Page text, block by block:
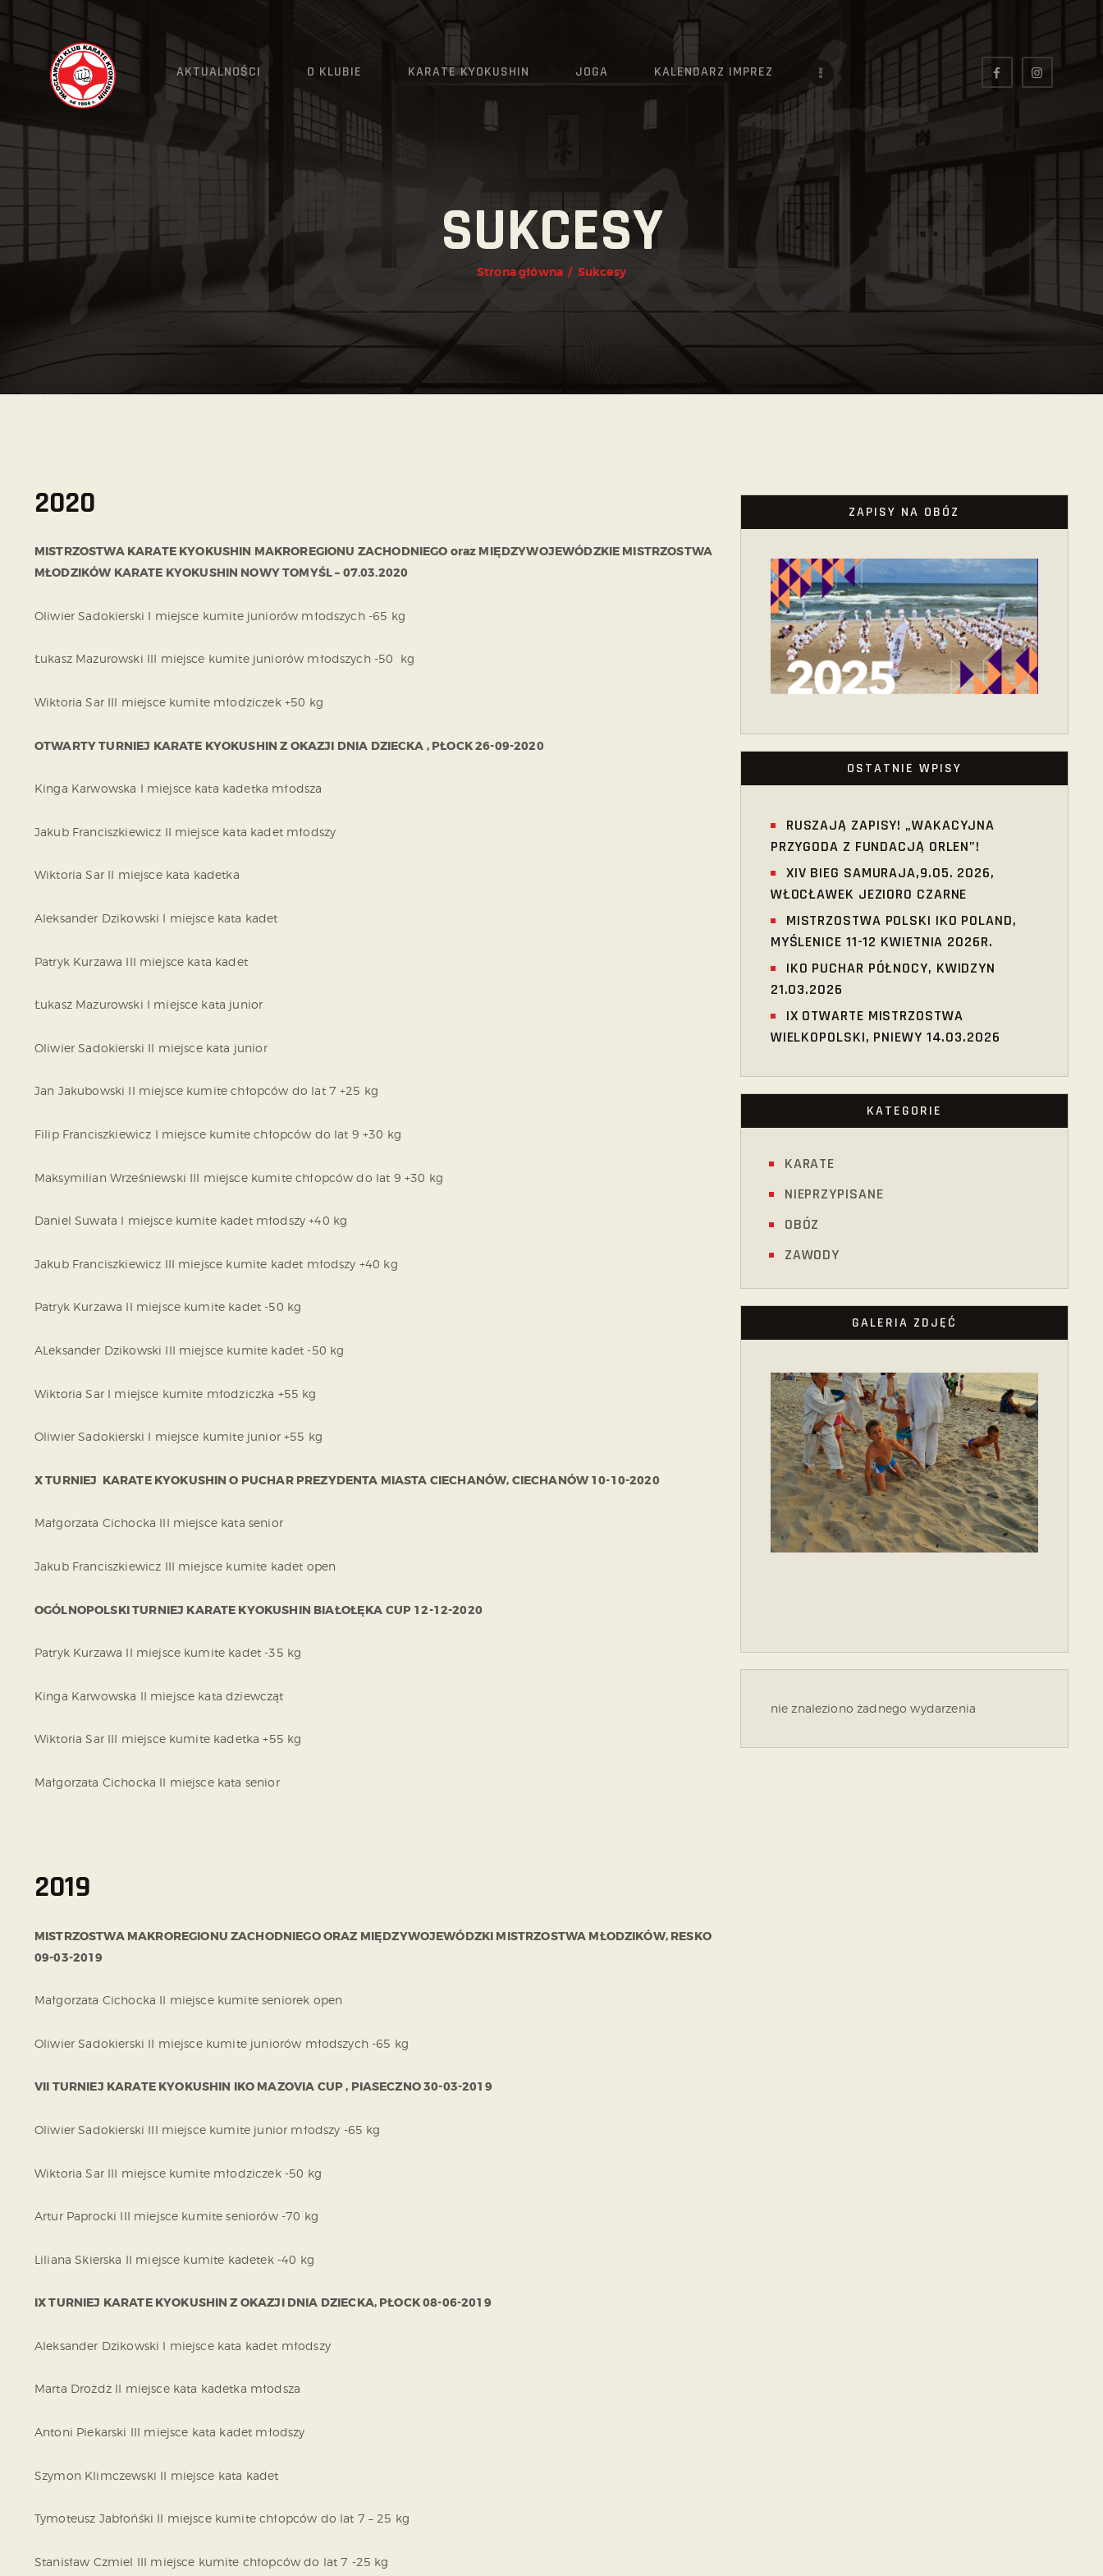
AKTUALNOŚCI O KLUBIE KARATE KYOKUSHIN JOGA KALENDARZ IMPREZ
SUKCESY
Strona główna Sukcesy
AKTUALNOŚCI
O KLUBIE
KARATE KYOKUSHIN
JOGA
GRAFIK
KONTAKT
2020
MISTRZOSTWA KARATE KYOKUSHIN MAKROREGIONU ZACHODNIEGO oraz MIĘDZYWOJEWÓDZKIE MISTRZOSTWA
MŁODZIKÓW KARATE KYOKUSHIN NOWY TOMYŚL – 07.03.2020
Oliwier Sadokierski I miejsce kumite juniorów młodszych -65 kg
Łukasz Mazurowski III miejsce kumite juniorów młodszych -50 kg
Wiktoria Sar III miejsce kumite młodziczek +50 kg
OTWARTY TURNIEJ KARATE KYOKUSHIN Z OKAZJI DNIA DZIECKA , PŁOCK 26-09-2020
Kinga Karwowska I miejsce kata kadetka młodsza
Jakub Franciszkiewicz II miejsce kata kadet młodszy
Wiktoria Sar II miejsce kata kadetka
Aleksander Dzikowski I miejsce kata kadet
Patryk Kurzawa III miejsce kata kadet
Łukasz Mazurowski I miejsce kata junior
Oliwier Sadokierski II miejsce kata junior
Jan Jakubowski II miejsce kumite chłopców do lat 7 +25 kg
Filip Franciszkiewicz I miejsce kumite chłopców do lat 9 +30 kg
Maksymilian Wrześniewski III miejsce kumite chłopców do lat 9 +30 kg
Daniel Suwała I miejsce kumite kadet młodszy +40 kg
Jakub Franciszkiewicz III miejsce kumite kadet młodszy +40 kg
Patryk Kurzawa II miejsce kumite kadet -50 kg
ALeksander Dzikowski III miejsce kumite kadet -50 kg
Wiktoria Sar I miejsce kumite młodziczka +55 kg
Oliwier Sadokierski I miejsce kumite junior +55 kg
X TURNIEJ KARATE KYOKUSHIN O PUCHAR PREZYDENTA MIASTA CIECHANÓW, CIECHANÓW 10-10-2020
Małgorzata Cichocka III miejsce kata senior
Jakub Franciszkiewicz III miejsce kumite kadet open
OGÓLNOPOLSKI TURNIEJ KARATE KYOKUSHIN BIAŁOŁĘKA CUP 12-12-2020
Patryk Kurzawa II miejsce kumite kadet -35 kg
Kinga Karwowska II miejsce kata dziewcząt
Wiktoria Sar III miejsce kumite kadetka +55 kg
Małgorzata Cichocka II miejsce kata senior
2019
MISTRZOSTWA MAKROREGIONU ZACHODNIEGO ORAZ MIĘDZYWOJEWÓDZKI MISTRZOSTWA MŁODZIKÓW, RESKO
09-03-2019
Małgorzata Cichocka II miejsce kumite seniorek open
Oliwier Sadokierski II miejsce kumite juniorów młodszych -65 kg
VII TURNIEJ KARATE KYOKUSHIN IKO MAZOVIA CUP , PIASECZNO 30-03-2019
Oliwier Sadokierski III miejsce kumite junior młodszy -65 kg
Wiktoria Sar III miejsce kumite młodziczek -50 kg
Artur Paprocki III miejsce kumite seniorów -70 kg
Liliana Skierska II miejsce kumite kadetek -40 kg
IX TURNIEJ KARATE KYOKUSHIN Z OKAZJI DNIA DZIECKA, PŁOCK 08-06-2019
Aleksander Dzikowski I miejsce kata kadet młodszy
Marta Drożdż II miejsce kata kadetka młodsza
Antoni Piekarski III miejsce kata kadet młodszy
Szymon Klimczewski II miejsce kata kadet
Tymoteusz Jabłońśki II miejsce kumite chłopców do lat 7 – 25 kg
Stanisław Czmiel III miejsce kumite chłopców do lat 7 -25 kg
ZAPISY NA OBÓZ
OSTATNIE WPISY
RUSZAJĄ ZAPISY! „WAKACYJNA
PRZYGODA Z FUNDACJĄ ORLEN”!
XIV BIEG SAMURAJA,9.05. 2026,
WŁOCŁAWEK JEZIORO CZARNE
MISTRZOSTWA POLSKI IKO POLAND,
MYŚLENICE 11-12 KWIETNIA 2026R.
IKO PUCHAR PÓŁNOCY, KWIDZYN
21.03.2026
IX OTWARTE MISTRZOSTWA
WIELKOPOLSKI, PNIEWY 14.03.2026
KATEGORIE
KARATE
NIEPRZYPISANE
OBÓZ
ZAWODY
GALERIA ZDJĘĆ
nie znaleziono żadnego wydarzenia